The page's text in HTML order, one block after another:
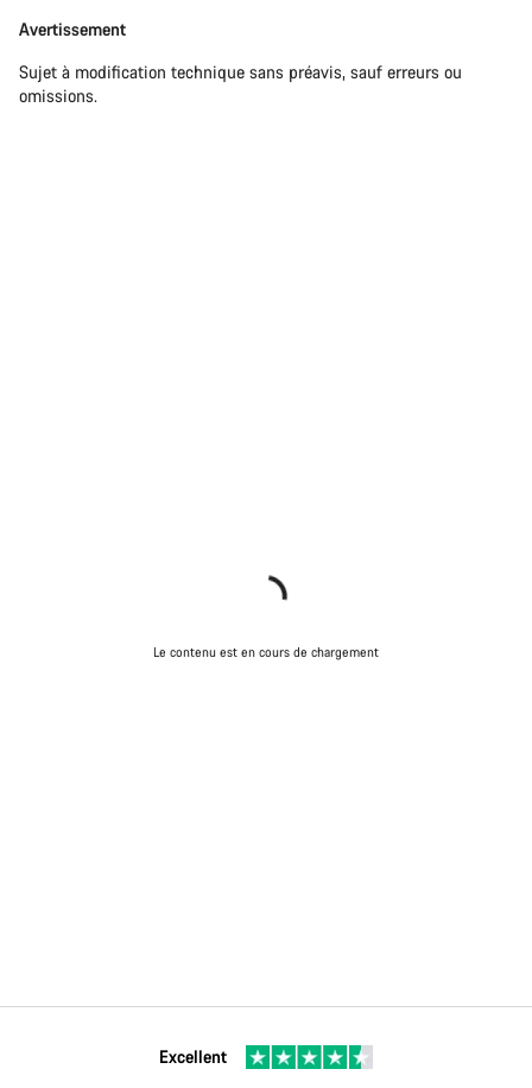
Avertissement
Avertissement
Sujet à modification technique sans préavis, sauf erreurs ou
omissions.
Le contenu est en cours de chargement
Excellent